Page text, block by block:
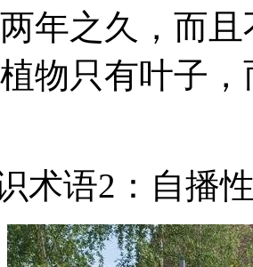
年之久，而
物只有叶子
术语2：自播